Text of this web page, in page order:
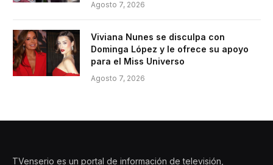
Agosto 7, 2026
Viviana Nunes se disculpa con
Dominga López y le ofrece su apoyo
para el Miss Universo
Agosto 7, 2026
TVenserio es un portal de información de televisión,